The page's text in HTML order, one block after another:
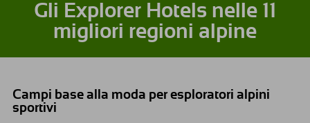
Gli Explorer Hotels nelle 11
migliori regioni alpine
Campi base alla moda per esploratori alpini
sportivi